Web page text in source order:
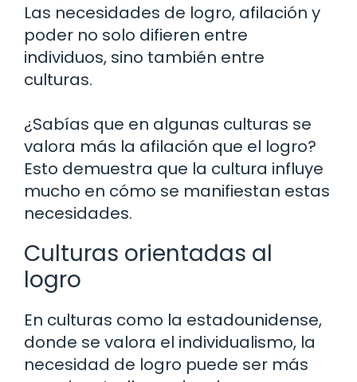
Las necesidades de logro, afilación y
poder no solo difieren entre
individuos, sino también entre
culturas.
¿Sabías que en algunas culturas se
valora más la afilación que el logro?
Esto demuestra que la cultura influye
mucho en cómo se manifiestan estas
necesidades.
Culturas orientadas al
logro
En culturas como la estadounidense,
donde se valora el individualismo, la
necesidad de logro puede ser más